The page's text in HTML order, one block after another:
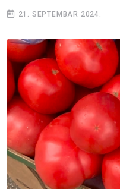
21. SEPTEMBAR 2024.